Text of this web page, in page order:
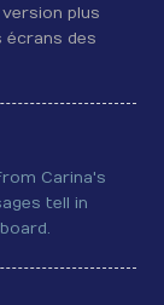
plus
écrans des
Carina's
tell in